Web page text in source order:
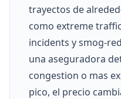
trayectos de
como extreme
incidents y smog-
una aseguradora
congestion o mas
pico, el precio